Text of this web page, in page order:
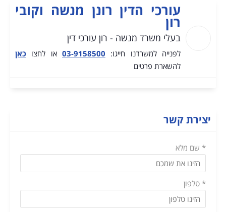
עורכי הדין רונן מנשה וקובי
רון
בעלי משרד מנשה - רון עורכי דין
לפנייה למשרדנו חייגו: 03-9158500 או לחצו כאן
להשארת פרטים
יצירת קשר
* שם מלא
* טלפון